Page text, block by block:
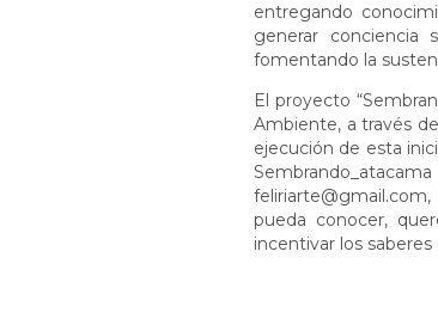
entregando
generar conciencia
fomentando la
El proyecto
Ambiente, a través
ejecución de esta
pueda conocer,
incentivar los